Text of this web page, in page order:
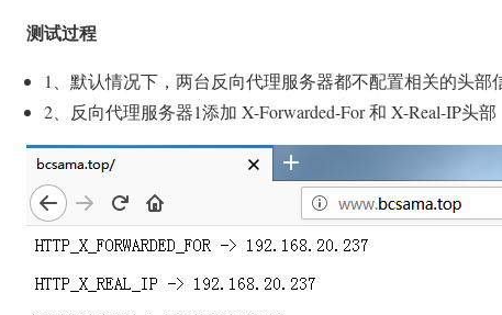
测试过程
1、默认情况下，两台反向代理服务器都不配置相关的头
2、反向代理服务器1添加 X-Forwarded-For 和 X-Real-IP头